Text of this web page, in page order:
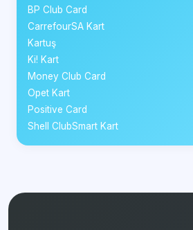
BP Club Card
CarrefourSA Kart
Kartuş
Ki! Kart
Money Club Card
Opet Kart
Positive Card
Shell ClubSmart Kart